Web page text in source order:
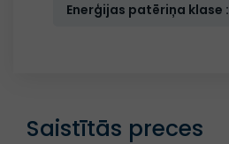
Enerģijas patēriņa klase :
Saistītās preces